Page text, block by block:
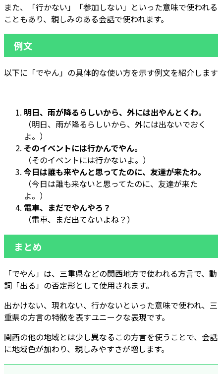
また、「行かない」「参加しない」といった意味で使われる
こともあり、親しみのある会話で使われます。
例文
以下に「でやん」の具体的な使い方を示す例文を紹介します
明日、雨が降るらしいから、外には出やんとくわ。
（明日、雨が降るらしいから、外には出ないでおく
よ。）
そのイベントには行かんでやん。
（そのイベントには行かないよ。）
今日は誰も来やんと思ってたのに、友達が来たわ。
（今日は誰も来ないと思ってたのに、友達が来た
よ。）
電車、まだでやんやろ？
（電車、まだ出てないよね？）
まとめ
「でやん」は、三重県などの関西地方で使われる方言で、動
詞「出る」の否定形として使用されます。
出かけない、現れない、行かないといった意味で使われ、三
重県の方言の特徴を表すユニークな表現です。
関西の他の地域とは少し異なるこの方言を使うことで、会話
に地域色が加わり、親しみやすさが増します。